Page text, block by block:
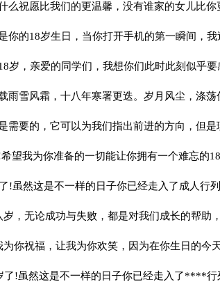
么祝愿比我们的更温馨，没有谁家的女儿比
你的18岁生日，当你打开手机的第一瞬间，我
岁，亲爱的同学们，我想你们此时此刻似乎
雨雪风霜，十八年寒署更迭。岁月风尘，涤荡
需要的，它可以为我们指出前进的方向，但
望我为你准备的一切能让你拥有一个难忘的
!虽然这是不一样的日子你已经走入了成人行
岁，无论成功与失败，都是对我们成长的帮助
为你祝福，让我为你欢笑，因为在你生日的今
了!虽然这是不一样的日子你已经走入了****